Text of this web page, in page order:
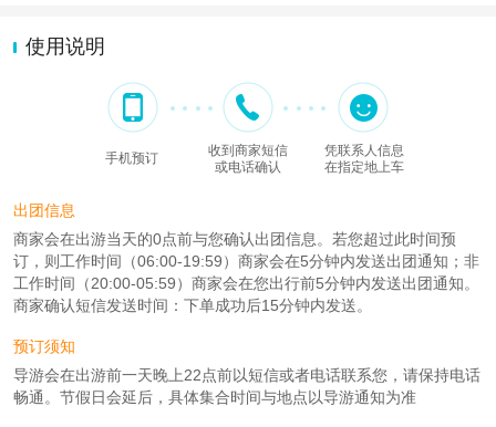
使用说明
手机预订
收到商家短信
或电话确认
凭联系人信息
在指定地上车
出团信息
商家会在出游当天的0点前与您确认出团信息。若您超过此时间预
订，则工作时间（06:00-19:59）商家会在5分钟内发送出团通知；非
工作时间（20:00-05:59）商家会在您出行前5分钟内发送出团通知。
商家确认短信发送时间：下单成功后15分钟内发送。
预订须知
导游会在出游前一天晚上22点前以短信或者电话联系您，请保持电话
畅通。节假日会延后，具体集合时间与地点以导游通知为准